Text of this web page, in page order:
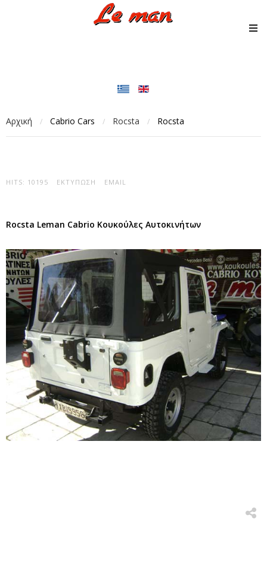
Αρχική / Cabrio Cars / Rocsta / Rocsta
HITS: 10195 ΕΚΤΎΠΩΣΗ EMAIL
Rocsta Leman Cabrio Κουκούλες Αυτοκινήτων